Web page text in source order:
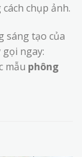
chụp ảnh.
sáng tạo của
ngay:
mẫu phông